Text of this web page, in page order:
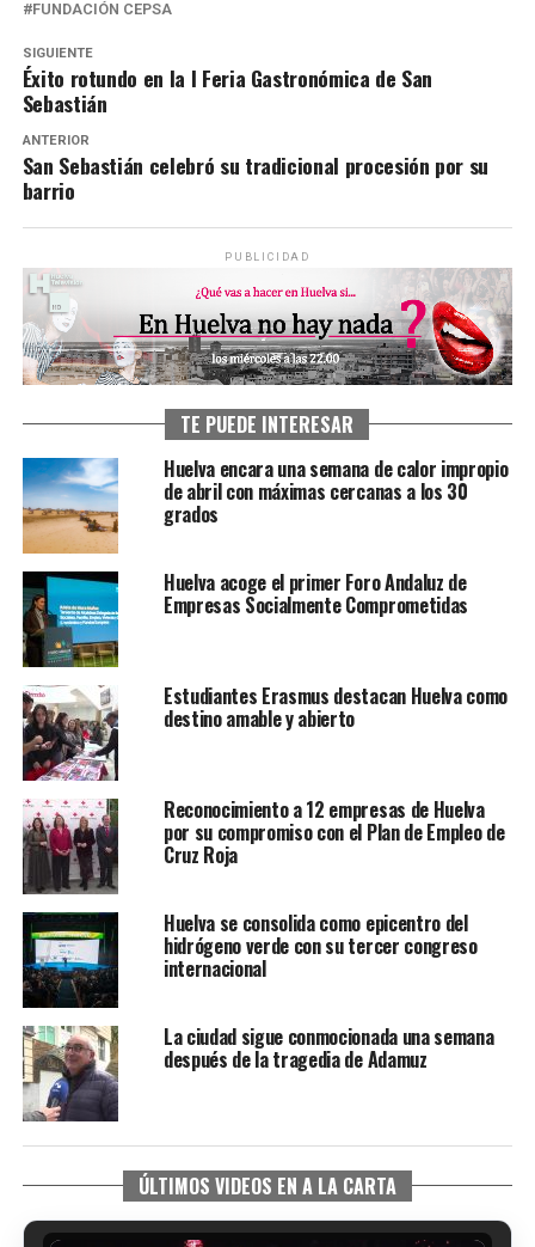
FUNDACIÓN CEPSA
SIGUIENTE
Éxito rotundo en la I Feria Gastronómica de San
Sebastián
ANTERIOR
San Sebastián celebró su tradicional procesión por su
barrio
PUBLICIDAD
TE PUEDE INTERESAR
Huelva encara una semana de calor impropio
de abril con máximas cercanas a los 30
grados
Huelva acoge el primer Foro Andaluz de
Empresas Socialmente Comprometidas
Estudiantes Erasmus destacan Huelva como
destino amable y abierto
Reconocimiento a 12 empresas de Huelva
por su compromiso con el Plan de Empleo de
Cruz Roja
Huelva se consolida como epicentro del
hidrógeno verde con su tercer congreso
internacional
La ciudad sigue conmocionada una semana
después de la tragedia de Adamuz
ÚLTIMOS VIDEOS EN A LA CARTA